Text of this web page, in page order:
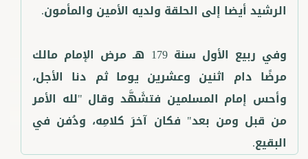
وفي ربيع الأول سنة 179 هـ مرض الإمام مالك
مرضًا دام اثنين وعشرين يوما ثم دنا الأجل،
وأحس إمام المسلمين فتشَهَّد وقال "لله الأمر
من قبل ومن بعد" فكان آخرَ كلامِه، ودُفن في
البقيع.